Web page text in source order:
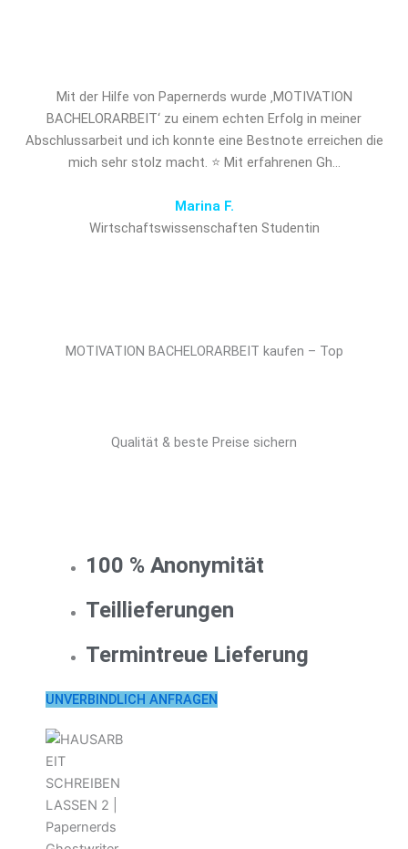
Mit der Hilfe von Papernerds wurde ‚MOTIVATION
BACHELORARBEIT‘ zu einem echten Erfolg in meiner
Abschlussarbeit und ich konnte eine Bestnote erreichen die
mich sehr stolz macht. ⭐ Mit erfahrenen Gh…
Marina F.
Wirtschaftswissenschaften Studentin
MOTIVATION BACHELORARBEIT kaufen – Top
Qualität & beste Preise sichern
100 % Anonymität
Teillieferungen
Termintreue Lieferung
UNVERBINDLICH ANFRAGEN